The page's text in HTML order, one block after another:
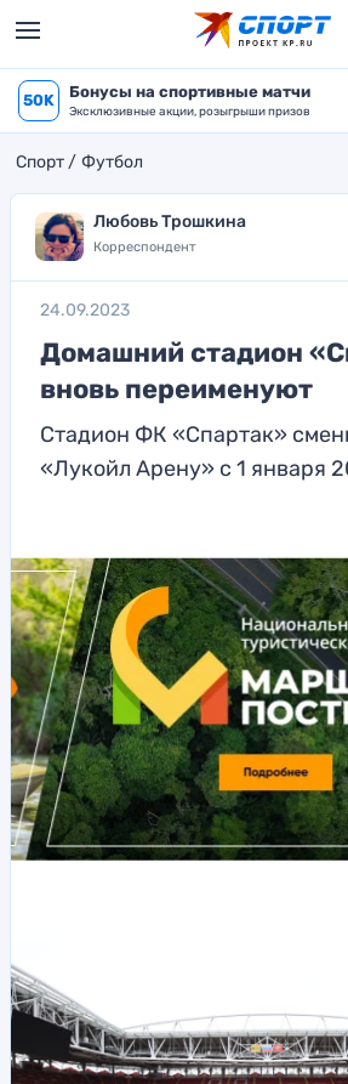
50K Бонусы на спортивные матчи
Эксклюзивные акции, розыгрыши призов
Спорт Футбол
Любовь Трошкина
Корреспондент
24.09.2023
Домашний стадион
вновь переименуют
Стадион ФК «Спартак»
«Лукойл Арену» с 1 января